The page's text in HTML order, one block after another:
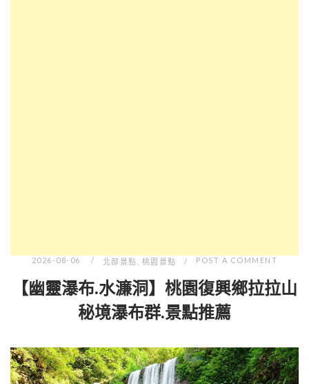
2026-08-06 北部景點 桃園景點 POST A COMMENT
【幽靈瀑布.水濂洞】桃園復興鄉拉拉山
秘境瀑布群.景點推薦